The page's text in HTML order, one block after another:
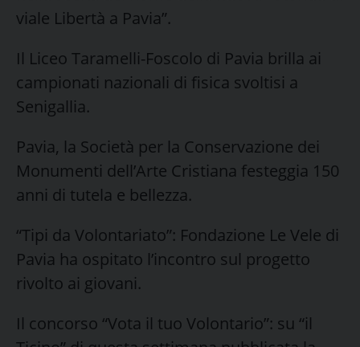
viale Libertà a Pavia”.
Il Liceo Taramelli-Foscolo di Pavia brilla ai
campionati nazionali di fisica svoltisi a
Senigallia.
Pavia, la Società per la Conservazione dei
Monumenti dell’Arte Cristiana festeggia 150
anni di tutela e bellezza.
“Tipi da Volontariato”: Fondazione Le Vele di
Pavia ha ospitato l’incontro sul progetto
rivolto ai giovani.
Il concorso “Vota il tuo Volontario”: su “il